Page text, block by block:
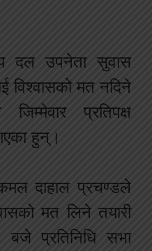
दल उपनेता सुवास
विश्वासको मत नदिने
प्रतिपक्ष
हुन्।
दाहाल प्रचण्डले
मत लिने तयारी
प्रतिनिधि सभा